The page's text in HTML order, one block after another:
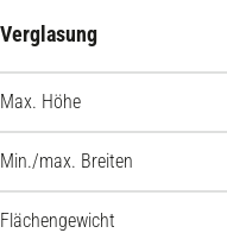
Verglasung
Max. Höhe
Min./max. Breiten
Flächengewicht